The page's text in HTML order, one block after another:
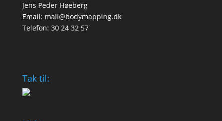
Jens Peder Høeberg
Email: mail@bodymapping.dk
Telefon: 30 24 32 57
Tak til: